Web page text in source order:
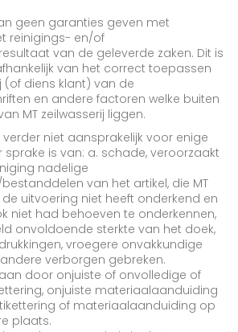
geen garanties geven met
reinigings- en/of
van de geleverde zaken. Dit is
van het correct toepassen
diens klant) van de
en andere factoren welke buiten
MT zeilwasserij liggen.
verder niet aansprakelijk voor enige
sprake is van: a. schade, veroorzaakt
nadelige
van het artikel, die MT
uitvoering niet heeft onderkend en
niet had behoeven te onderkennen,
onvoldoende sterkte van het doek,
vroegere onvakkundige
verborgen gebreken.
door onjuiste of onvolledige of
onjuiste materiaalaanduiding
of materiaalaanduiding op
plaats.